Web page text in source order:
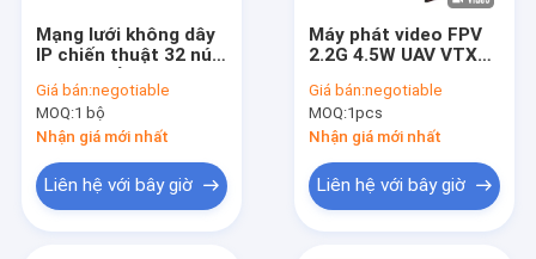
Mạng lưới không dây
IP chiến thuật 32 nút
Giá bán:negotiable
MOQ:1 bộ
Nhận giá mới nhất
Liên hệ với bây giờ
Máy phát video FPV
2.2G 4.5W UAV VTX
không người lái VTX
VRX tầm xa
Giá bán:negotiable
MOQ:1pcs
Nhận giá mới nhất
Liên hệ với bây giờ